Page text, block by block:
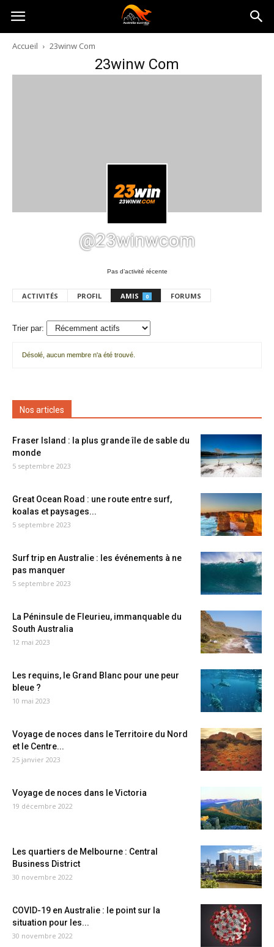
Australia-
australie.com
Accueil 23winw Com
23winw Com
@23winwcom
Pas d’activité récente
ACTIVITÉS PROFIL AMIS 0 FORUMS
Trier par:
amis
Désolé, aucun membre n'a été trouvé.
Nos articles
Fraser Island : la plus grande île de sable du
monde
5 septembre 2023
Great Ocean Road : une route entre surf,
koalas et paysages...
5 septembre 2023
Surf trip en Australie : les événements à ne
pas manquer
5 septembre 2023
La Péninsule de Fleurieu, immanquable du
South Australia
12 mai 2023
Les requins, le Grand Blanc pour une peur
bleue ?
10 mai 2023
Voyage de noces dans le Territoire du Nord
et le Centre...
25 janvier 2023
Voyage de noces dans le Victoria
19 décembre 2022
Les quartiers de Melbourne : Central
Business District
30 novembre 2022
COVID-19 en Australie : le point sur la
situation pour les...
30 novembre 2022